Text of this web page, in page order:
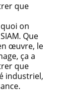
que
on
Que
œuvre, le
ça a
que
industriel,